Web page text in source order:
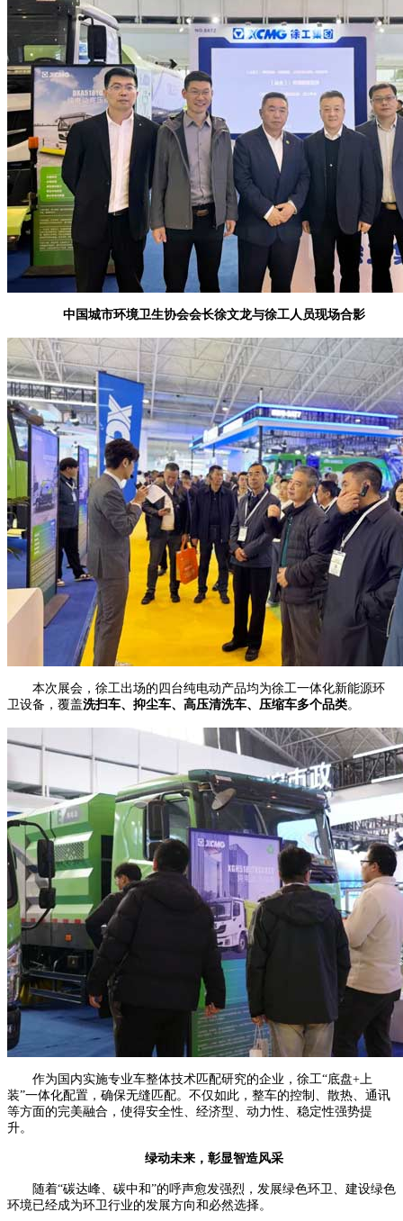
中国城市环境卫生协会会长徐文龙与徐工人员现场合影
本次展会，徐工出场的四台纯电动产品均为徐工一体化新能源环
卫设备，覆盖洗扫车、抑尘车、高压清洗车、压缩车多个品类。
作为国内实施专业车整体技术匹配研究的企业，徐工“底盘+上
装”一体化配置，确保无缝匹配。不仅如此，整车的控制、散热、通讯
等方面的完美融合，使得安全性、经济型、动力性、稳定性强势提
升。
绿动未来，彰显智造风采
随着“碳达峰、碳中和”的呼声愈发强烈，发展绿色环卫、建设绿色
环境已经成为环卫行业的发展方向和必然选择。